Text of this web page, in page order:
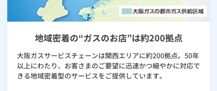
地域密着の“ガスのお店”は約200拠点
大阪ガスサービスチェーンは関西エリアに約200拠点。50年
以上にわたり、お客さまのご要望に迅速かつ細やかに対応で
きる地域密着型のサービスをご提供しています。